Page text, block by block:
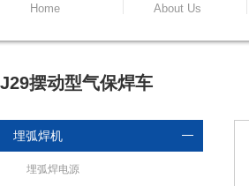
Home About Us
J29摆动型气保焊车
埋弧焊机
埋弧焊电源